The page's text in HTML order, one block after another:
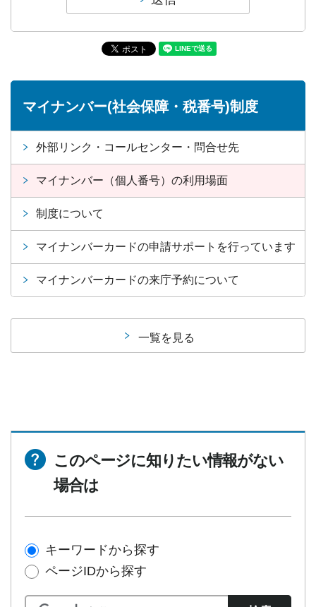
マイナンバー(社会保障・税番号)制度
外部リンク・コールセンター・問合せ先
マイナンバー（個人番号）の利用場面
制度について
マイナンバーカードの申請サポートを行っています
マイナンバーカードの来庁予約について
一覧を見る
このページに知りたい情報がない
場合は
キーワードから探す
ページIDから探す